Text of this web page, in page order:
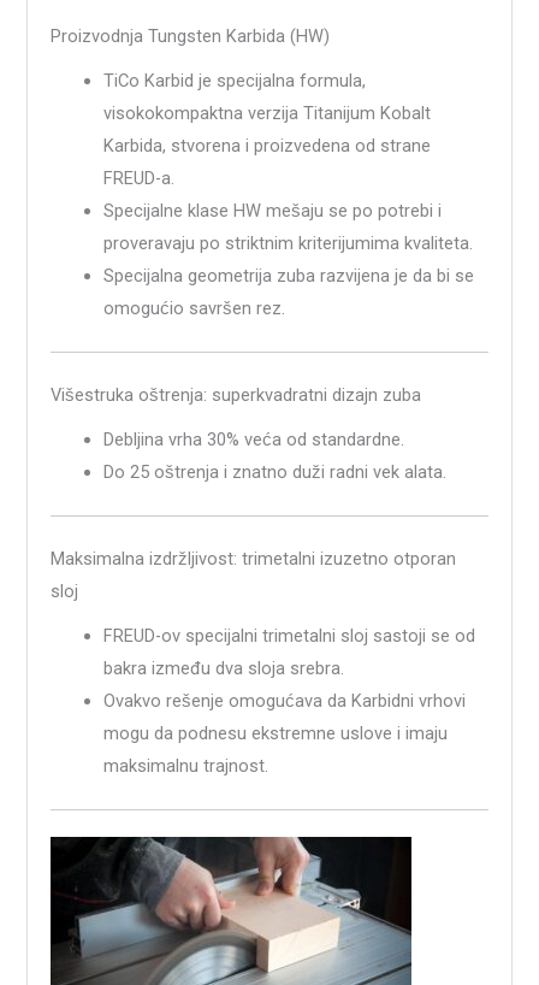
Proizvodnja Tungsten Karbida (HW)
TiCo Karbid je specijalna formula,
visokokompaktna verzija Titanijum Kobalt
Karbida, stvorena i proizvedena od strane
FREUD-a.
Specijalne klase HW mešaju se po potrebi i
proveravaju po striktnim kriterijumima kvaliteta.
Specijalna geometrija zuba razvijena je da bi se
omogućio savršen rez.
Višestruka oštrenja: superkvadratni dizajn zuba
Debljina vrha 30% veća od standardne.
Do 25 oštrenja i znatno duži radni vek alata.
Maksimalna izdržljivost: trimetalni izuzetno otporan
sloj
FREUD-ov specijalni trimetalni sloj sastoji se od
bakra između dva sloja srebra.
Ovakvo rešenje omogućava da Karbidni vrhovi
mogu da podnesu ekstremne uslove i imaju
maksimalnu trajnost.